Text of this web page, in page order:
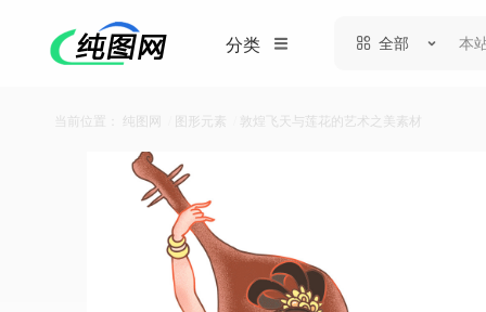
分类 全部
当前位置： 纯图网 图形元素 敦煌飞天与莲花的艺术之美素材